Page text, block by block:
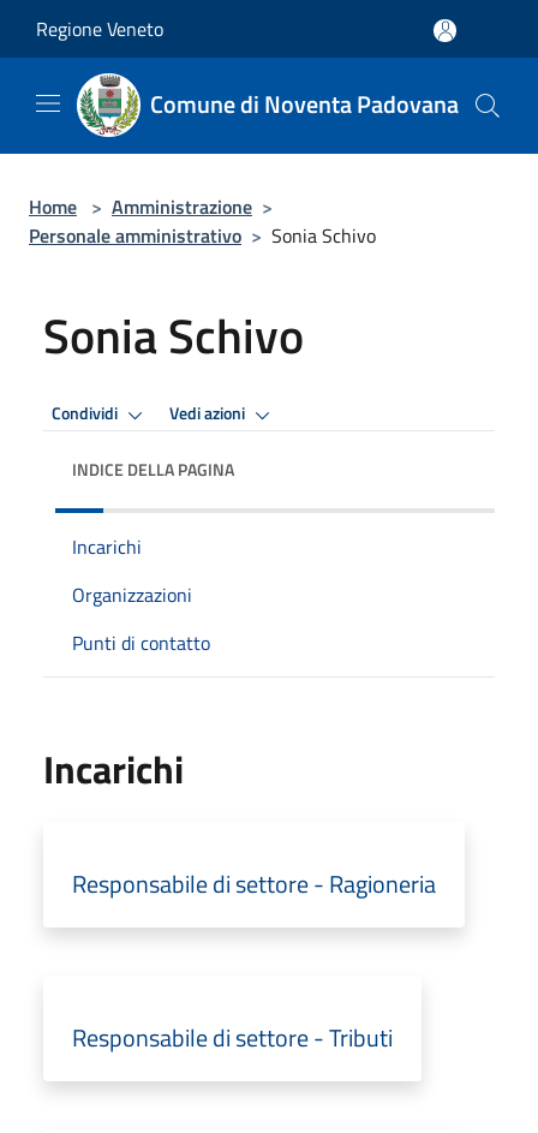
Regione Veneto
Comune di Noventa Padovana
Home > Amministrazione >
Personale amministrativo > Sonia Schivo
Sonia Schivo
Condividi Vedi azioni
INDICE DELLA PAGINA
Incarichi
Organizzazioni
Punti di contatto
Incarichi
Responsabile di settore - Ragioneria
Responsabile di settore - Tributi